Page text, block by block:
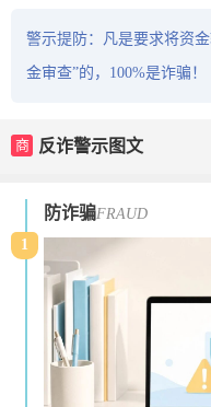
警示提防：凡是要求将资
金审查”的，100%是诈骗！
商 反诈警示图文
1
防诈骗FRAUD